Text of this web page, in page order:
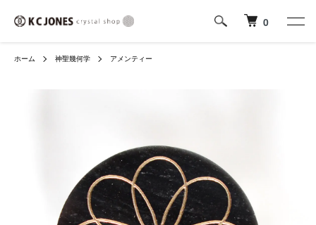
0
ホーム 神聖幾何学 アメンティー